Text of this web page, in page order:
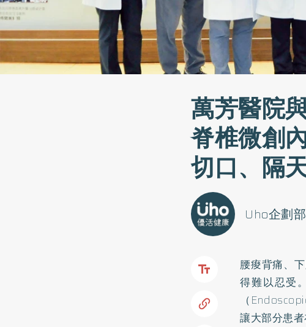
萬芳醫院
脊椎微創
切口、隔
Uho企劃部
腰痠背痛、
得難以忍受
（
讓大部分患